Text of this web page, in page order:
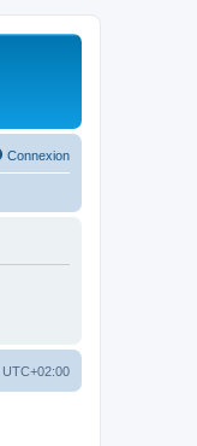
Connexion
UTC+02:00